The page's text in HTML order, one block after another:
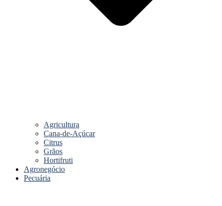
Agricultura
Cana-de-Açúcar
Citrus
Grãos
Hortifruti
Agronegócio
Pecuária